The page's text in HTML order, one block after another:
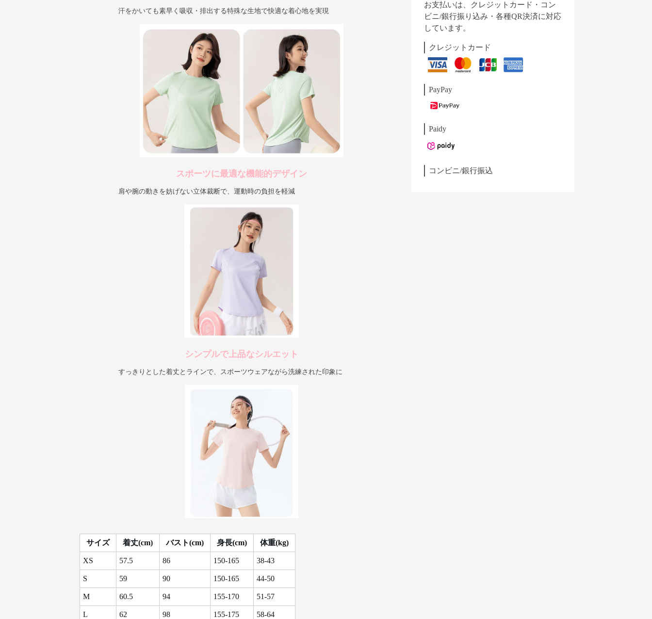
汗をかいても素早く吸収・排出する特殊な生地で快適な着心地を実現
スポーツに最適な機能的デザイン
肩や腕の動きを妨げない立体裁断で、運動時の負担を軽減
シンプルで上品なシルエット
すっきりとした着丈とラインで、スポーツウェアながら洗練された印象に
サイズ 着丈(cm) バスト(cm) 身長(cm) 体重(kg)
XS 57.5 86 150-165 38-43
S 59 90 150-165 44-50
M 60.5 94 155-170 51-57
L 62 98 155-175 58-64
お支払いは、クレジットカード・コン
ビニ/銀行振り込み・各種QR決済に対応
しています。
クレジットカード
PayPay
Paidy
コンビニ/銀行振込